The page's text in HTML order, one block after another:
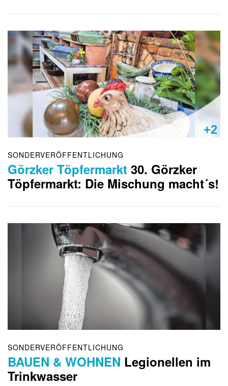
+2
SONDERVERÖFFENTLICHUNG
Görzker Töpfermarkt 30. Görzker
Töpfermarkt: Die Mischung macht´s!
SONDERVERÖFFENTLICHUNG
BAUEN & WOHNEN Legionellen im
Trinkwasser